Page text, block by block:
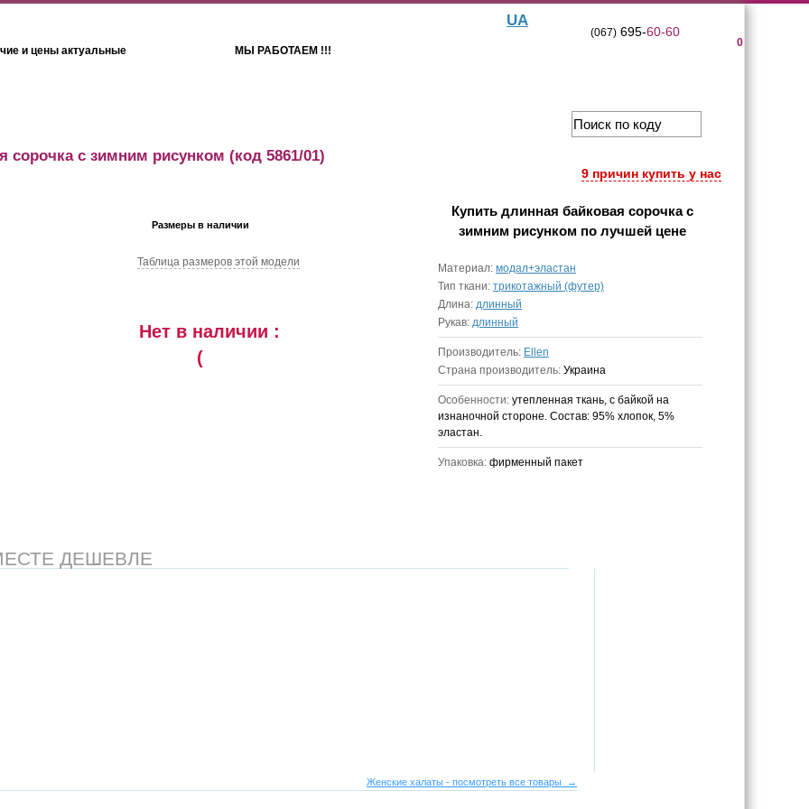
и цены актуальные МЫ РАБОТАЕМ !!!
UA
0
(067)695-60-60
9 причин купить у нас
сорочка с зимним рисунком (код 5861/01)
Размеры в наличии
Таблица размеров этой модели
Нет в наличии :
(
Купить длинная байковая сорочка с
зимним рисунком по лучшей цене
Материал: модал+эластан
Тип ткани: трикотажный (футер)
Длина: длинный
Рукав: длинный
Производитель: Ellen
Страна производитель: Украина
Особенности: утепленная ткань, с байкой на
изнаночной стороне. Состав: 95% хлопок, 5%
эластан.
Упаковка: фирменный пакет
ДЕШЕВЛЕ
Женские халаты - посмотреть все товары →